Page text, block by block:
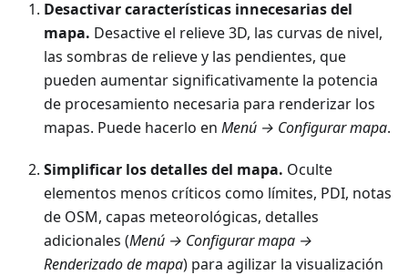
Desactivar características innecesarias del
mapa. Desactive el relieve 3D, las curvas de nivel,
las sombras de relieve y las pendientes, que
pueden aumentar significativamente la potencia
de procesamiento necesaria para renderizar los
mapas. Puede hacerlo en Menú → Configurar mapa.
Simplificar los detalles del mapa. Oculte
elementos menos críticos como límites, PDI, notas
de OSM, capas meteorológicas, detalles
adicionales (Menú → Configurar mapa →
Renderizado de mapa) para agilizar la visualización